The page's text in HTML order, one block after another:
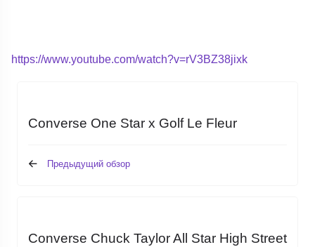
https://www.youtube.com/watch?v=rV3BZ38jixk
Converse One Star x Golf Le Fleur
Предыдущий обзор
Converse Chuck Taylor All Star High Street